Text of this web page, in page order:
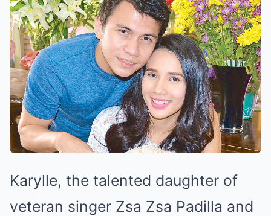
Karylle, the talented daughter of
veteran singer Zsa Zsa Padilla and